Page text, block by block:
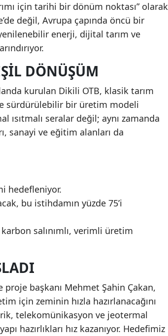
için tarihi bir dönüm noktası” olarak
değil, Avrupa çapında öncü bir
enerji, dijital tarım ve
DÖNÜŞÜM
kurulan Dikili OTB, klasik tarım
sürdürülebilir bir üretim modeli
ısıtmalı seralar değil; aynı zamanda
sanayi ve eğitim alanları da
hedefleniyor.
bu istihdamın yüzde 75’i
salınımlı, verimli üretim
başkanı Mehmet Şahin Çakan,
için zeminin hızla hazırlanacağını
telekomünikasyon ve jeotermal
hazırlıkları hız kazanıyor. Hedefimiz